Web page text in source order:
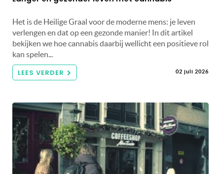
Het is de Heilige Graal voor de moderne mens: je leven
verlengen en dat op een gezonde manier! In dit artikel
bekijken we hoe cannabis daarbij wellicht een positieve rol
kan spelen...
LEES VERDER 02 juli 2026